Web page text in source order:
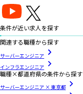
条件が近い求人を探す
関連する職種から探す
サーバーエンジニア
インフラエンジニア
職種×都道府県の条件から探す
サーバーエンジニア × 東京都